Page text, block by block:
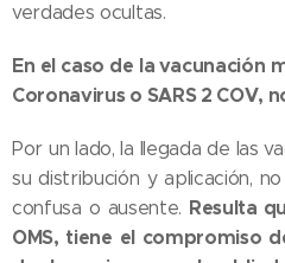
verdades ocultas.
En el caso de la vacunación
Coronavirus o SARS 2 COV,
Por un lado, la llegada de las
su distribución y aplicación,
confusa o ausente. Resulta
OMS, tiene el compromiso